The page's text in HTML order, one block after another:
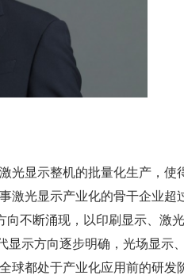
光显示整机的批量化生产，使
激光显示产业化的骨干企业超
不断涌现，以印刷显示、激
显示方向逐步明确，光场显示
球都处于产业化应用前的研发